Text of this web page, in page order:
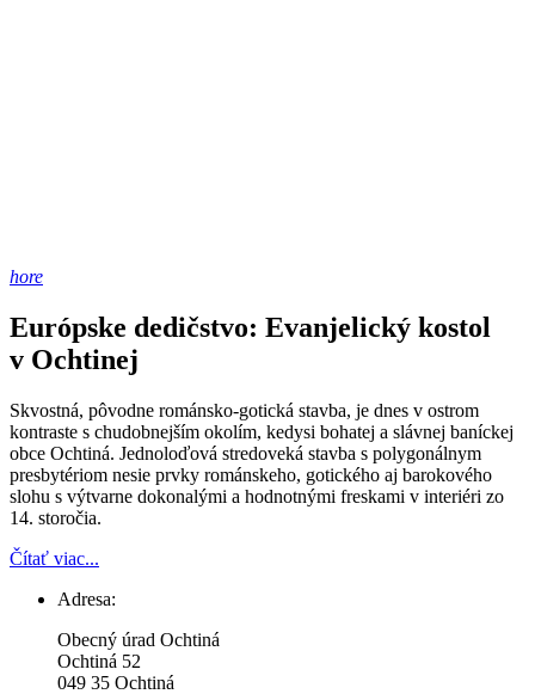
hore
Európske dedičstvo: Evanjelický kostol
v Ochtinej
Skvostná, pôvodne románsko-gotická stavba, je dnes v ostrom
kontraste s chudobnejším okolím, kedysi bohatej a slávnej baníckej
obce Ochtiná. Jednoloďová stredoveká stavba s polygonálnym
presbytériom nesie prvky románskeho, gotického aj barokového
slohu s výtvarne dokonalými a hodnotnými freskami v interiéri zo
14. storočia.
Čítať viac...
Adresa:
Obecný úrad Ochtiná
Ochtiná 52
049 35 Ochtiná